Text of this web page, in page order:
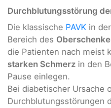
Durchblutungsstörung
Die klassische PAVK in
Bereich des
die Patienten nach meist
starken Schmerz in den
Pause einlegen.
Bei diabetischer Ursache
Durchblutungsstörungen